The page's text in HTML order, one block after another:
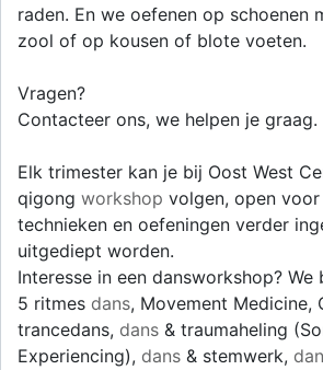
raden. En we oefenen op schoenen
zool of op kousen of blote voeten.
Vragen?
Contacteer ons, we helpen je graag.
Elk trimester kan je bij Oost West
qigong workshop volgen, open
technieken en oefeningen verder
uitgediept worden.
Interesse in een dansworkshop? We
5 ritmes dans, Movement Medicine,
trancedans, dans & traumaheling
Experiencing), dans & stemwerk,